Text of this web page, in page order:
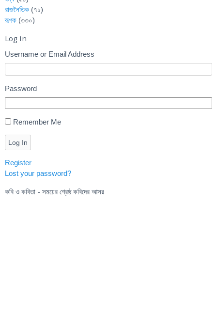
রাজনৈতিক (৭১)
রূপক (৩৩০)
Log In
Username or Email Address
Password
Remember Me
Log In
Register
Lost your password?
কবি ও কবিতা - সময়ের শ্রেষ্ঠ কবিদের আসর